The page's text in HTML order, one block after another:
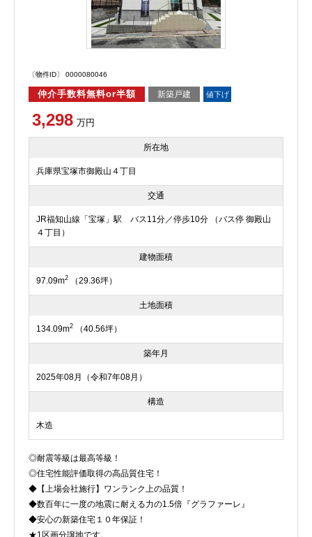
〔物件ID〕 0000080046
仲介手数料無料or半額 新築戸建 値下げ
3,298 万円
所在地
兵庫県宝塚市御殿山４丁目
交通
JR福知山線「宝塚」駅 バス11分／停歩10分 （バス停 御殿山
４丁目）
建物面積
97.09m2 （29.36坪）
土地面積
134.09m2 （40.56坪）
築年月
2025年08月（令和7年08月）
構造
木造
◎耐震等級は最高等級！
◎住宅性能評価取得の高品質住宅！
◆【上場会社施行】ワンランク上の品質！
◆数百年に一度の地震に耐える力の1.5倍『グラファーレ』
◆安心の新築住宅１０年保証！
★1区画分譲地です。